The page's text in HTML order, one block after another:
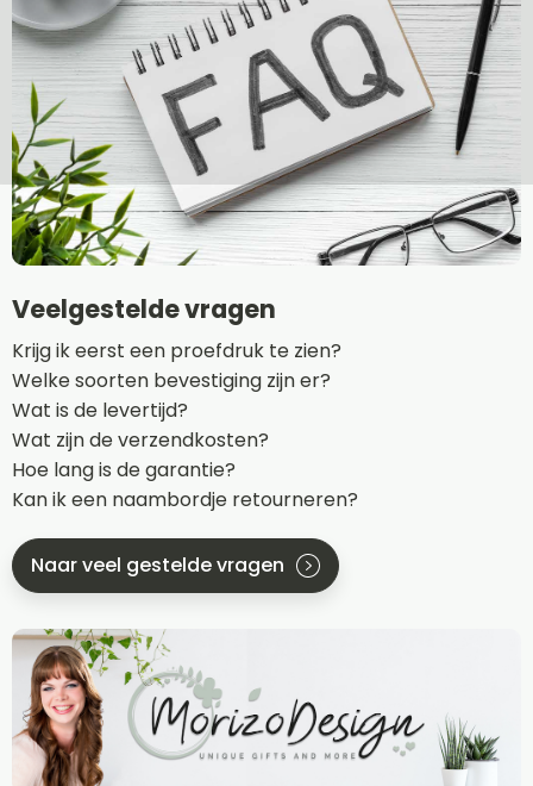
Veelgestelde vragen
Krijg ik eerst een proefdruk te zien?
Welke soorten bevestiging zijn er?
Wat is de levertijd?
Wat zijn de verzendkosten?
Hoe lang is de garantie?
Kan ik een naambordje retourneren?
Naar veel gestelde vragen